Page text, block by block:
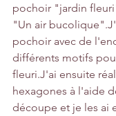
pochoir "jardin
"Un air
pochoir avec de
différents motifs
fleuri.J'ai ensuite
hexagones à l'aide
découpe et je les ai